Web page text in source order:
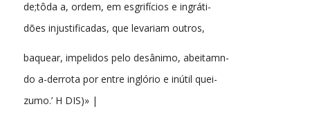
de;tôda a, ordem, em esgrifícios e ingráti-
dões injustificadas, que levariam outros,
baquear, impelidos pelo desânimo, abeitamn-
do a-derrota por entre inglório e inútil quei-
zumo.’ H DIS)» |